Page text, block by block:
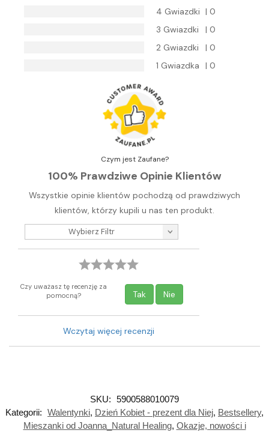
4 Gwiazdki | 0
3 Gwiazdki
| 0
2 Gwiazdki
| 0
1 Gwiazdka
| 0
Czym jest Zaufane?
100% Prawdziwe Opinie Klientów
Wszystkie opinie klientów pochodzą od prawdziwych
klientów, którzy kupili u nas ten produkt.
Wybierz Filtr
Czy uważasz tę recenzję za
pomocną?
Tak Nie
Wczytaj więcej recenzji
SKU: 5900588010079
Kategorii: Walentynki, Dzień Kobiet - prezent dla Niej, Bestsellery,
Mieszanki od Joanna_Natural Healing, Okazje, nowości i